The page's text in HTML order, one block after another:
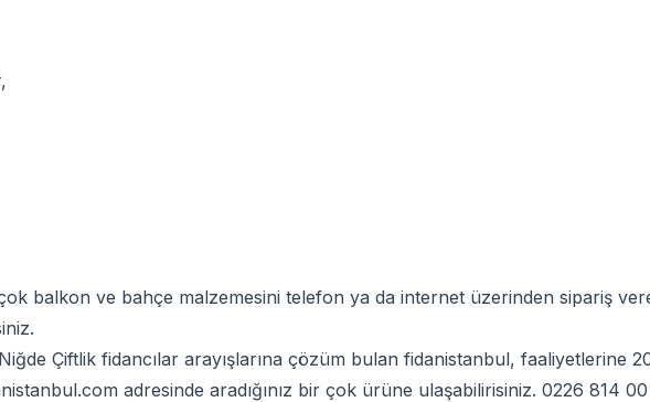
,
balkon ve bahçe malzemesini telefon ya da internet üzerinden sipariş
Çiftlik fidancılar arayışlarına çözüm bulan fidanistanbul, faaliyetlerine
adresinde aradığınız bir çok ürüne ulaşabilirisiniz. 0226 814 00